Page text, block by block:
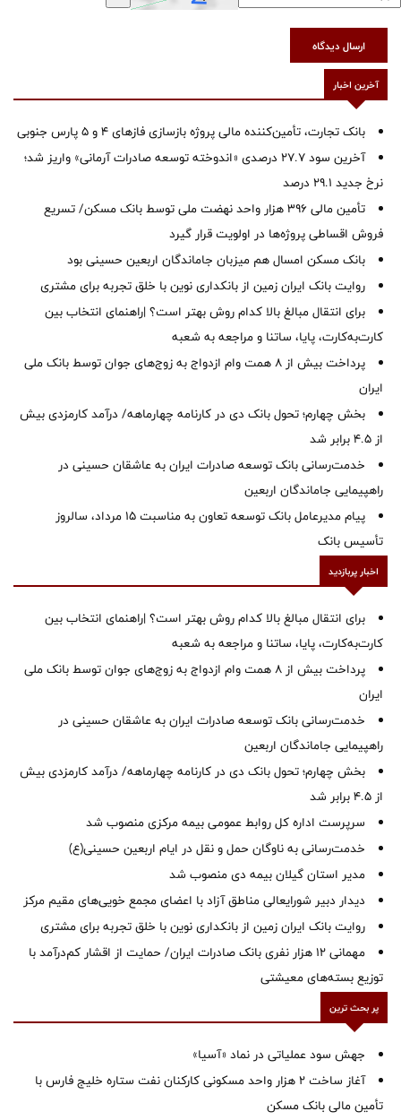
ارسال دیدگاه
آخرین اخبار
بانک تجارت، تأمین‌کننده مالی پروژه بازسازی فازهای ۴ و ۵ پارس جنوبی
آخرین سود ۲۷.۷ درصدی «اندوخته توسعه صادرات آرمانی» واریز شد؛
نرخ جدید ۲۹.۱ درصد
تأمین مالی ۳۹۶ هزار واحد نهضت ملی توسط بانک مسکن/ تسریع
فروش اقساطی پروژه‌ها در اولویت قرار گیرد
بانک مسکن امسال هم میزبان جاماندگان اربعین حسینی بود
روایت بانک ایران زمین از بانکداری نوین با خلق تجربه برای مشتری
برای انتقال مبالغ بالا کدام روش بهتر است؟ |راهنمای انتخاب بین
کارت‌به‌کارت، پایا، ساتنا و مراجعه به شعبه
پرداخت بیش از ۸ همت وام ازدواج به زوج‌های جوان توسط بانک ملی
ایران
بخش چهارم؛ تحول بانک دی در کارنامه چهارماهه/ درآمد کارمزدی بیش
از ۴.۵ برابر شد
خدمت‌رسانی بانک توسعه صادرات ایران به عاشقان حسینی در
راهپیمایی جاماندگان اربعین
پیام مدیرعامل بانک توسعه تعاون به مناسبت 15 مرداد، سالروز
تأسیس بانک
اخبار پربازدید
برای انتقال مبالغ بالا کدام روش بهتر است؟ |راهنمای انتخاب بین
کارت‌به‌کارت، پایا، ساتنا و مراجعه به شعبه
پرداخت بیش از ۸ همت وام ازدواج به زوج‌های جوان توسط بانک ملی
ایران
خدمت‌رسانی بانک توسعه صادرات ایران به عاشقان حسینی در
راهپیمایی جاماندگان اربعین
بخش چهارم؛ تحول بانک دی در کارنامه چهارماهه/ درآمد کارمزدی بیش
از ۴.۵ برابر شد
سرپرست اداره کل روابط عمومی بیمه مرکزی منصوب شد
خدمت‌رسانی به ناوگان حمل و نقل در ایام اربعین حسینی(ع)
‌مدیر استان گیلان بیمه دی منصوب شد
دیدار دبیر شورایعالی مناطق آزاد با اعضای مجمع خویی‌های مقیم مرکز
روایت بانک ایران زمین از بانکداری نوین با خلق تجربه برای مشتری
مهمانی ۱۲ هزار نفری بانک صادرات ایران/ حمایت از اقشار کم‌درآمد با
توزیع بسته‌های معیشتی
پر بحث ترین
جهش سود عملیاتی در نماد «آسیا»
آغاز ساخت ۲ هزار واحد مسکونی کارکنان نفت ستاره خلیج فارس با
تأمین مالی بانک مسکن